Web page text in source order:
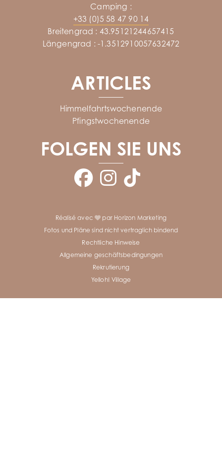
Camping :
+33 (0)5 58 47 90 14
Breitengrad : 43.95121244657415
Längengrad : -1.3512910057632472
ARTICLES
Himmelfahrtswochenende
Pfingstwochenende
FOLGEN SIE UNS
Réalisé avec
par Horizon Marketing
Fotos und Pläne sind nicht vertraglich bindend
Rechtliche Hinweise
Allgemeine geschäftsbedingungen
Rekrutierung
Yelloh! Village